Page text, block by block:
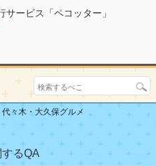
サービス「ペコッター」
々木・大久保グルメ
るQA